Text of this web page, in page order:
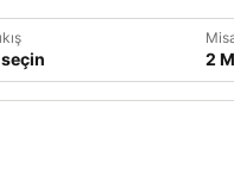
2